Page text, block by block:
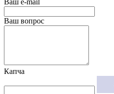
Ваш e-mail
Ваш вопрос
Капча